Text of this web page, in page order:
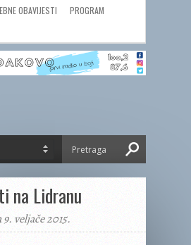
OBAVIJESTI
PROGRAM
na Lidranu
veljače 2015.